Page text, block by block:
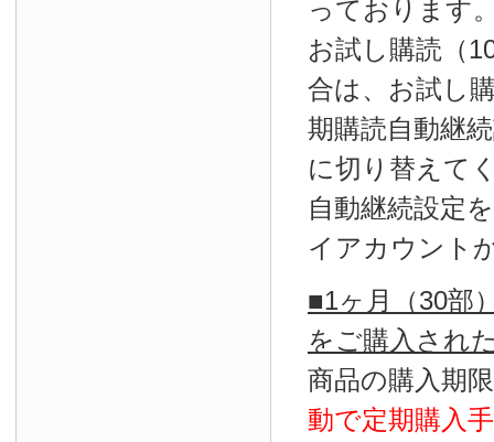
っております
お試し購読（
合は、お試し
期購読自動継
に切り替えて
自動継続設定
イアカウント
■1ヶ月（30部
をご購入され
商品の購入期
動で定期購入